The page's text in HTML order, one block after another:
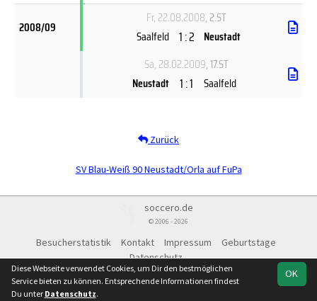
2008/09
Fr, 22.08.2008, 2.ST
Saalfeld 1 : 2 Neustadt
Sa, 28.02.2009, 17.ST
Neustadt 1 : 1 Saalfeld
Zurück
SV Blau-Weiß 90 Neustadt/Orla auf FuPa
soccero.de
© 2006 - 2026
Besucherstatistik Kontakt Impressum
Geburtstage
Datenschutz
OK
Diese Webseite verwendet Cookies, um Dir den bestmöglichen
Service bieten zu können. Entsprechende Informationen findest
Du unter Datenschutz.